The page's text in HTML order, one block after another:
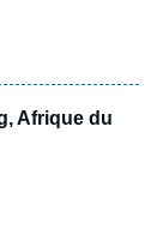
Afrique du